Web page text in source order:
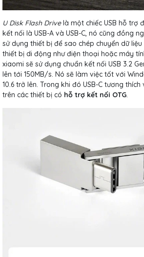
U Disk Flash Drivelà một chiếc USB hỗ trợ
kết nối là USB-A và USB-C, nó cũng đồng
sử dụng thiết bị để sao chép chuyển dữ
thiết bị di động như điện thoại hoặc máy
xiaomi sẽ sử dụng chuẩn kết nối USB 3.2
lên tới 150MB/s. Nó sẽ làm việc tốt với
10.6 trở lên. Trong khi đó USB-C tương
trên các thiết bị có hỗ trợ kết nối OTG